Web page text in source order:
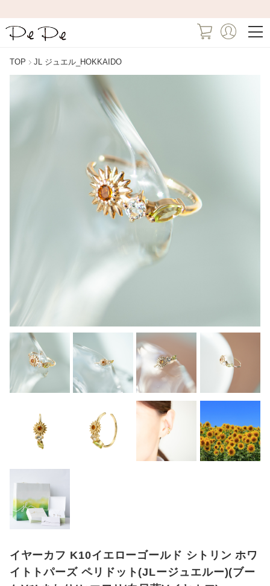
TOP JL ジュエル_HOKKAIDO
イヤーカフ K10イエローゴールド シトリン ホワ
イトトパーズ ペリドット(JLージュエルー)(ブー